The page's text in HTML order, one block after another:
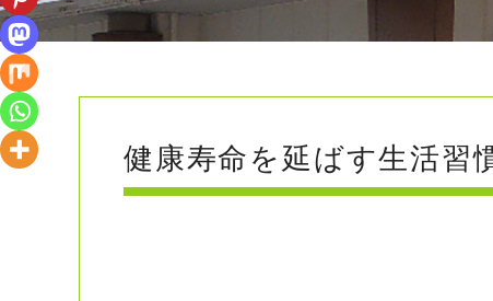
健康寿命を延ばす生活習